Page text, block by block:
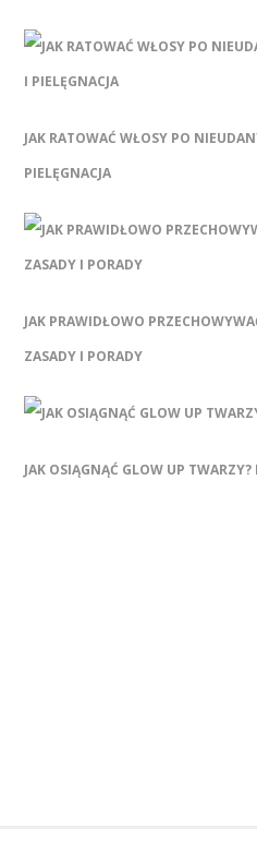
JAK RATOWAĆ WŁOSY PO
PIELĘGNACJA
JAK PRAWIDŁOWO
ZASADY I PORADY
JAK OSIĄGNĄĆ GLOW UP